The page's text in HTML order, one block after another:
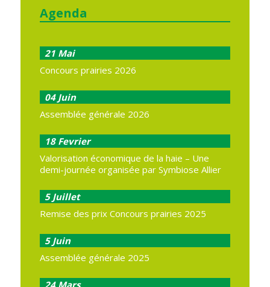
Agenda
21 Mai
Concours prairies 2026
04 Juin
Assemblée générale 2026
18 Fevrier
Valorisation économique de la haie – Une
demi-journée organisée par Symbiose Allier
5 Juillet
Remise des prix Concours prairies 2025
5 Juin
Assemblée générale 2025